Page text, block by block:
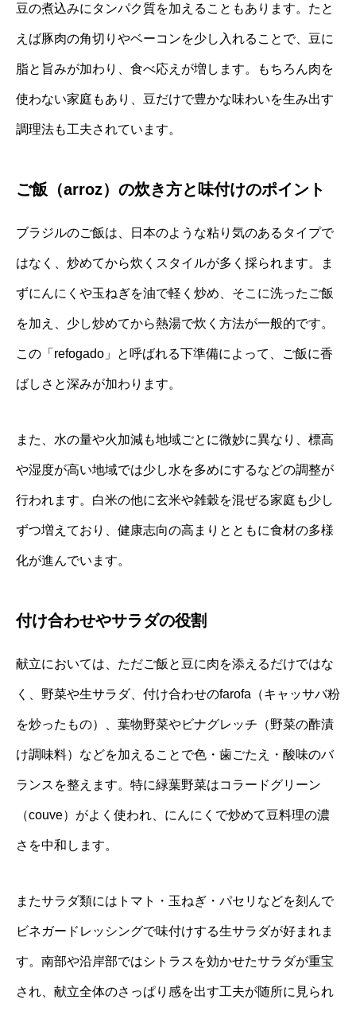
豆の煮込みにタンパク質を加えることもあります。たと
えば豚肉の角切りやベーコンを少し入れることで、豆に
脂と旨みが加わり、食べ応えが増します。もちろん肉を
使わない家庭もあり、豆だけで豊かな味わいを生み出す
調理法も工夫されています。
ご飯（arroz）の炊き方と味付けのポイント
ブラジルのご飯は、日本のような粘り気のあるタイプで
はなく、炒めてから炊くスタイルが多く採られます。ま
ずにんにくや玉ねぎを油で軽く炒め、そこに洗ったご飯
を加え、少し炒めてから熱湯で炊く方法が一般的です。
この「refogado」と呼ばれる下準備によって、ご飯に香
ばしさと深みが加わります。
また、水の量や火加減も地域ごとに微妙に異なり、標高
や湿度が高い地域では少し水を多めにするなどの調整が
行われます。白米の他に玄米や雑穀を混ぜる家庭も少し
ずつ増えており、健康志向の高まりとともに食材の多様
化が進んでいます。
付け合わせやサラダの役割
献立においては、ただご飯と豆に肉を添えるだけではな
く、野菜や生サラダ、付け合わせのfarofa（キャッサバ粉
を炒ったもの）、葉物野菜やビナグレッチ（野菜の酢漬
け調味料）などを加えることで色・歯ごたえ・酸味のバ
ランスを整えます。特に緑葉野菜はコラードグリーン
（couve）がよく使われ、にんにくで炒めて豆料理の濃
さを中和します。
またサラダ類にはトマト・玉ねぎ・パセリなどを刻んで
ビネガードレッシングで味付けする生サラダが好まれま
す。南部や沿岸部ではシトラスを効かせたサラダが重宝
され、献立全体のさっぱり感を出す工夫が随所に見られ